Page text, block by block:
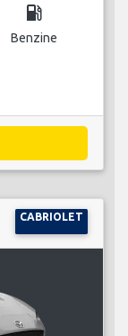
local_gas_station
Benzine
CABRIOLET